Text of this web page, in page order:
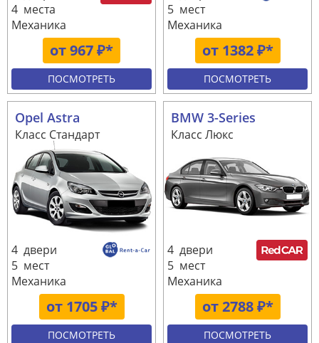
от 967 ₽*
4 места
Механика
ПОСМОТРЕТЬ
от 1382 ₽*
5 мест
Механика
ПОСМОТРЕТЬ
Opel Astra
Класс Стандарт
от 1705 ₽*
4 двери
5 мест
Механика
ПОСМОТРЕТЬ
BMW 3-Series
Класс Люкс
от 2788 ₽*
4 двери
5 мест
Механика
ПОСМОТРЕТЬ